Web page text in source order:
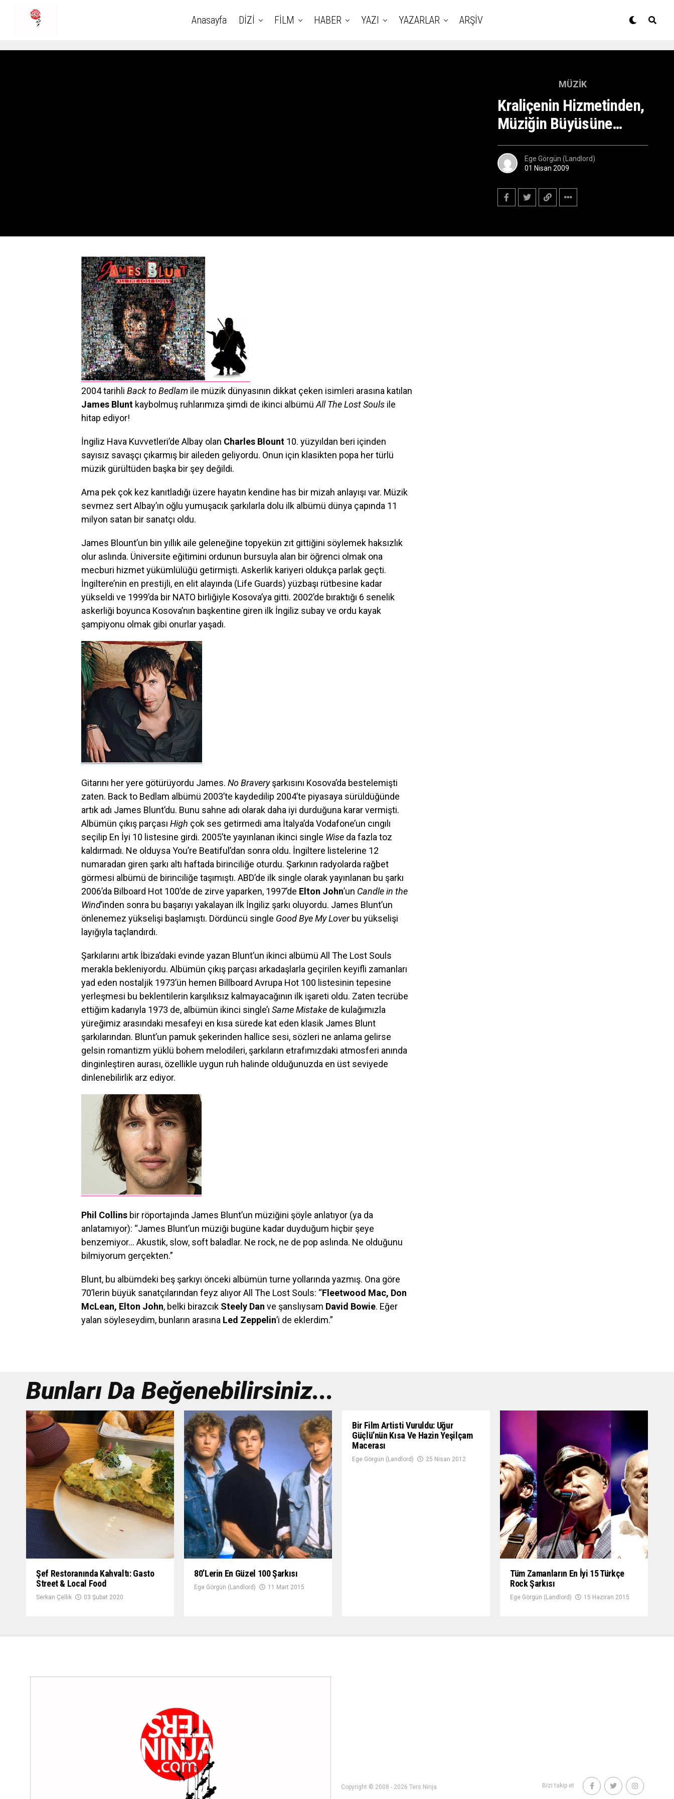
Anasayfa DİZİ FİLM HABER YAZI YAZARLAR ARŞİV
MÜZIK
Kraliçenin Hizmetinden,
Müziğin Büyüsüne…
Ege Görgün (Landlord)
01 Nisan 2009
2004 tarihli Back to Bedlam ile müzik dünyasının dikkat çeken isimleri arasına katılan
James Blunt kaybolmuş ruhlarımıza şimdi de ikinci albümü All The Lost Souls ile
hitap ediyor!
İngiliz Hava Kuvvetleri’de Albay olan Charles Blount 10. yüzyıldan beri içinden
sayısız savaşçı çıkarmış bir aileden geliyordu. Onun için klasikten popa her türlü
müzik gürültüden başka bir şey değildi.
Ama pek çok kez kanıtladığı üzere hayatın kendine has bir mizah anlayışı var. Müzik
sevmez sert Albay’ın oğlu yumuşacık şarkılarla dolu ilk albümü dünya çapında 11
milyon satan bir sanatçı oldu.
James Blount’un bin yıllık aile geleneğine topyekün zıt gittiğini söylemek haksızlık
olur aslında. Üniversite eğitimini ordunun bursuyla alan bir öğrenci olmak ona
mecburi hizmet yükümlülüğü getirmişti. Askerlik kariyeri oldukça parlak geçti.
İngiltere’nin en prestijli, en elit alayında (Life Guards) yüzbaşı rütbesine kadar
yükseldi ve 1999’da bir NATO birliğiyle Kosova’ya gitti. 2002’de bıraktığı 6 senelik
askerliği boyunca Kosova’nın başkentine giren ilk İngiliz subay ve ordu kayak
şampiyonu olmak gibi onurlar yaşadı.
Gitarını her yere götürüyordu James. No Braveryşarkısını Kosova’da bestelemişti
zaten. Back to Bedlam albümü 2003’te kaydedilip 2004’te piyasaya sürüldüğünde
artık adı James Blunt’du. Bunu sahne adı olarak daha iyi durduğuna karar vermişti.
Albümün çıkış parçası High çok ses getirmedi ama İtalya’da Vodafone’un cıngılı
seçilip En İyi 10 listesine girdi. 2005’te yayınlanan ikinci single Wise da fazla toz
kaldırmadı. Ne olduysa You’re Beatiful’dan sonra oldu. İngiltere listelerine 12
numaradan giren şarkı altı haftada birinciliğe oturdu. Şarkının radyolarda rağbet
görmesi albümü de birinciliğe taşımıştı. ABD’de ilk single olarak yayınlanan bu şarkı
2006’da Bilboard Hot 100’de de zirve yaparken, 1997’de Elton John’un Candle in the
Wind’inden sonra bu başarıyı yakalayan ilk İngiliz şarkı oluyordu. James Blunt’un
önlenemez yükselişi başlamıştı. Dördüncü single Good Bye My Loverbu yükselişi
layığıyla taçlandırdı.
Şarkılarını artık İbiza’daki evinde yazan Blunt’un ikinci albümü All The Lost Souls
merakla bekleniyordu. Albümün çıkış parçası arkadaşlarla geçirilen keyifli zamanları
yad eden nostaljik 1973’ün hemen Billboard Avrupa Hot 100 listesinin tepesine
yerleşmesi bu beklentilerin karşılıksız kalmayacağının ilk işareti oldu. Zaten tecrübe
ettiğim kadarıyla 1973 de, albümün ikinci single’ı Same Mistake de kulağımızla
yüreğimiz arasındaki mesafeyi en kısa sürede kat eden klasik James Blunt
şarkılarından. Blunt’un pamuk şekerinden hallice sesi, sözleri ne anlama gelirse
gelsin romantizm yüklü bohem melodileri, şarkıların etrafımızdaki atmosferi anında
dinginleştiren aurası, özellikle uygun ruh halinde olduğunuzda en üst seviyede
dinlenebilirlik arz ediyor.
Phil Collins bir röportajında James Blunt’un müziğini şöyle anlatıyor (ya da
anlatamıyor): “James Blunt’un müziği bugüne kadar duyduğum hiçbir şeye
benzemiyor… Akustik, slow, soft baladlar. Ne rock, ne de pop aslında. Ne olduğunu
bilmiyorum gerçekten.”
Blunt, bu albümdeki beş şarkıyı önceki albümün turne yollarında yazmış. Ona göre
70’lerin büyük sanatçılarından feyz alıyor All The Lost Souls: “Fleetwood Mac, Don
McLean, Elton John, belki birazcık Steely Dan ve şanslıysam David Bowie. Eğer
yalan söyleseydim, bunların arasına Led Zeppelin’i de eklerdim.”
Bunları Da Beğenebilirsiniz...
Şef Restoranında Kahvaltı: Gasto
Street & Local Food
Serkan Çellik 03 Şubat 2020
80’lerin En Güzel 100 Şarkısı
Ege Görgün (Landlord) 11 Mart 2015
Bir Film Artisti Vuruldu: Uğur
Güçlü’nün Kısa Ve Hazin Yeşilçam
Macerası
Ege Görgün (Landlord) 25 Nisan 2012
Tüm Zamanların En İyi 15 Türkçe
Rock Şarkısı
Ege Görgün (Landlord) 15 Haziran 2015
Copyright © 2008 - 2026 Ters Ninja Bizi takip et